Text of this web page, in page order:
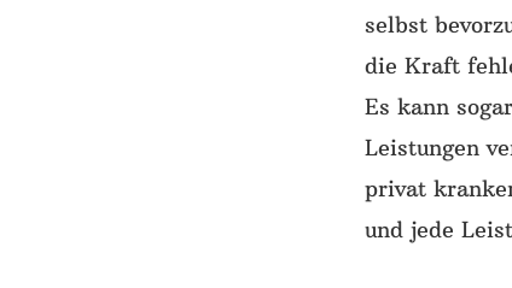
selbst
die Kraft
Es kann
Leistungen
privat
und jede